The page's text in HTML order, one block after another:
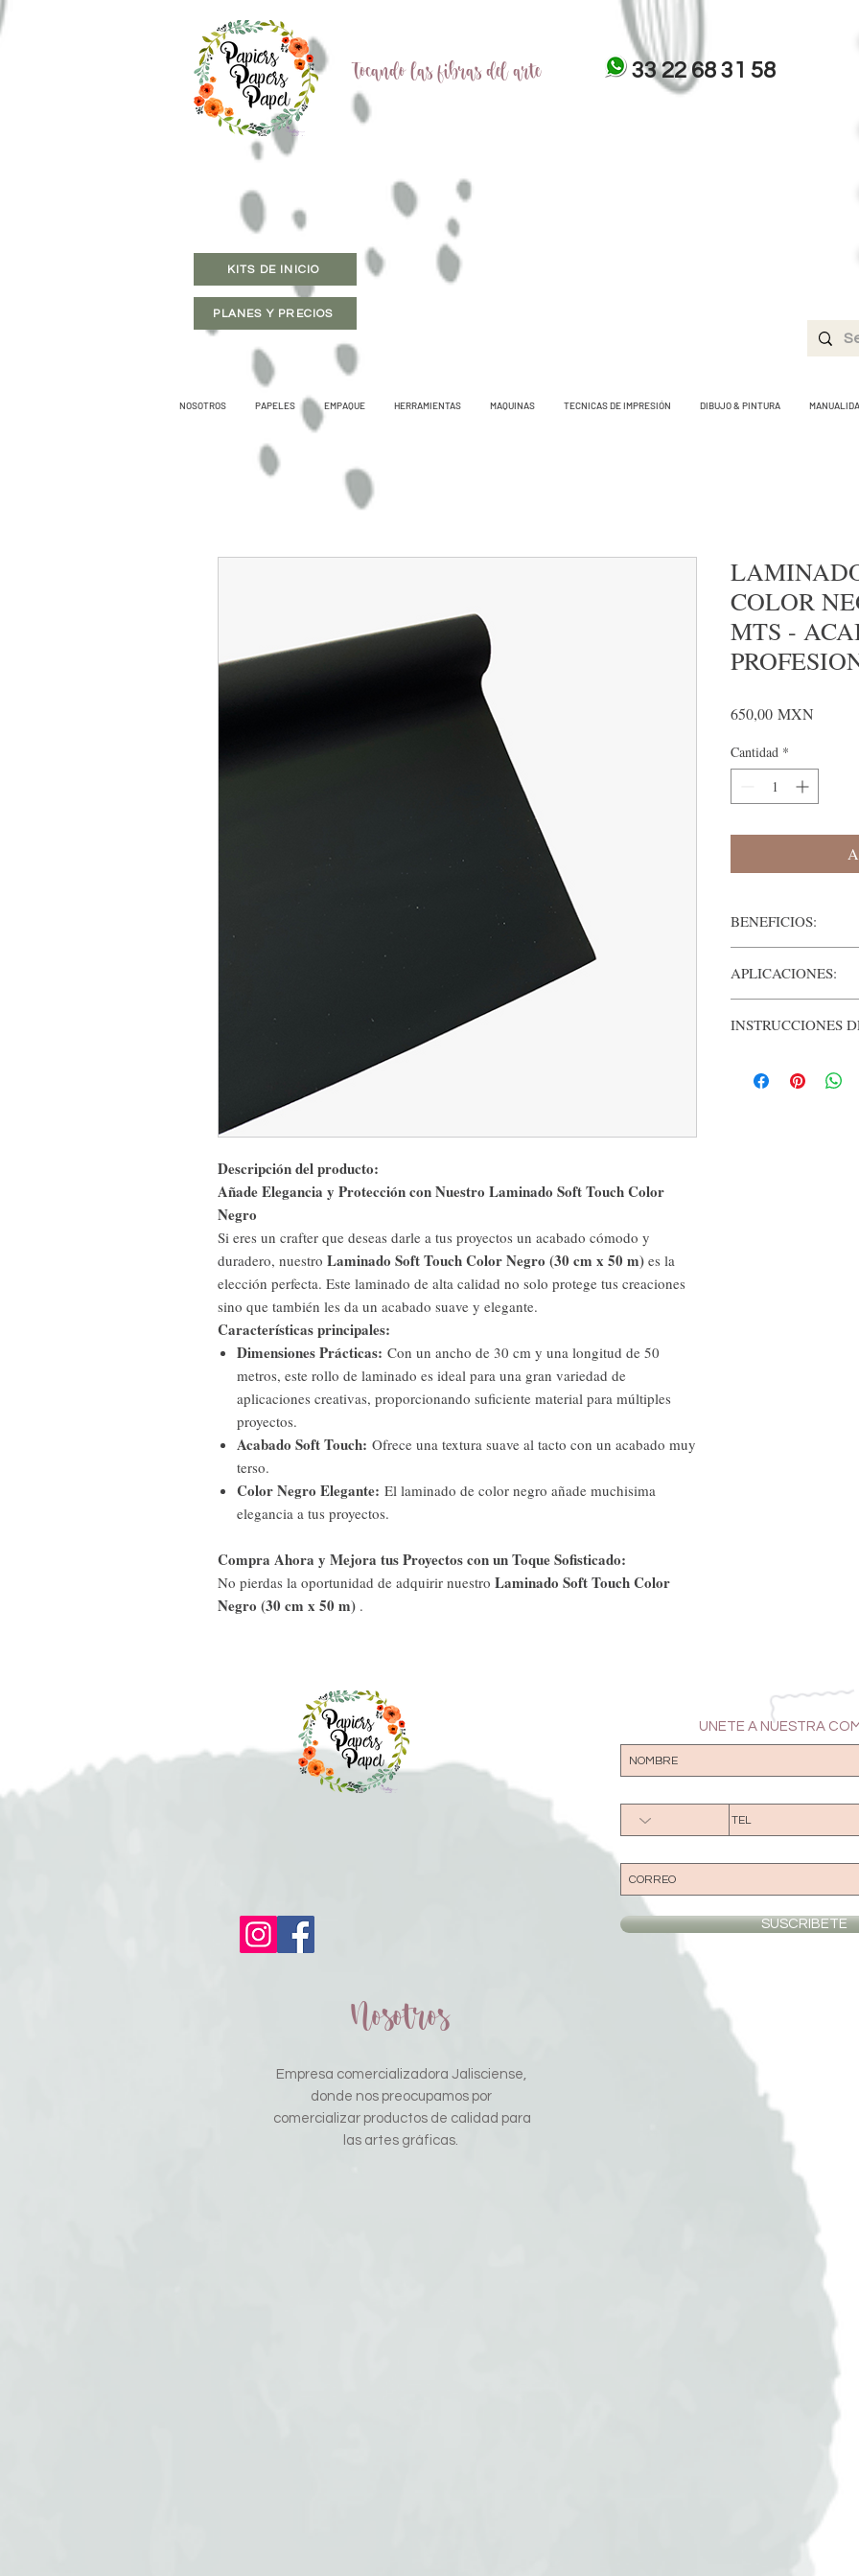
Tocando las fibras del arte 33 22 68 31 58
KITS DE INICIO
PLANES Y PRECIOS
NOSOTROS PAPELES EMPAQUE HERRAMIENTAS MAQUINAS TECNICAS DE IMPRESIÓN DIBUJO & PINTURA
Descripción del producto:
Añade Elegancia y Protección con Nuestro Laminado Soft Touch Color
Negro
Si eres un crafter que deseas darle a tus proyectos un acabado cómodo y
duradero, nuestro Laminado Soft Touch Color Negro (30 cm x 50 m) es la
elección perfecta. Este laminado de alta calidad no solo protege tus creaciones
sino que también les da un acabado suave y elegante.
Características principales:
Dimensiones Prácticas: Con un ancho de 30 cm y una longitud de 50
metros, este rollo de laminado es ideal para una gran variedad de
aplicaciones creativas, proporcionando suficiente material para múltiples
proyectos.
Acabado Soft Touch: Ofrece una textura suave al tacto con un acabado muy
terso.
Color Negro Elegante: El laminado de color negro añade muchisima
elegancia a tus proyectos.
Compra Ahora y Mejora tus Proyectos con un Toque Sofisticado:
No pierdas la oportunidad de adquirir nuestro Laminado Soft Touch Color
Negro (30 cm x 50 m) .
COLOR
MTS -
650,00 MXN
Cantidad *
BENEFICIOS:
Aspecto Profesional:
elegancía.
Protección y
APLICACIONES:
Proyectos de
INSTRUCCIONES
Prepara tu
UNETE A NUESTRA
SUSCRIBETE
Nosotros
Empresa comercializadora Jalisciense,
donde nos preocupamos por
comercializar productos de calidad para
las artes gráficas.